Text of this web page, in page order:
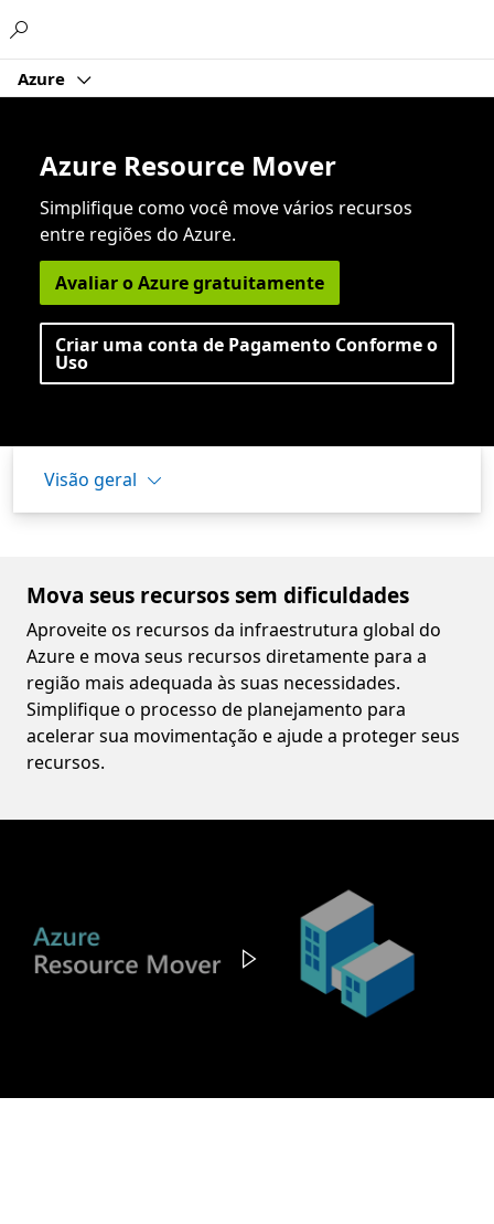
Azure
Azure Resource Mover
Simplifique como você move vários recursos
entre regiões do Azure.
Avaliar o Azure gratuitamente
Criar uma conta de Pagamento Conforme o
Uso
Visão geral
Mova seus recursos sem dificuldades
Aproveite os recursos da infraestrutura global do
Azure e mova seus recursos diretamente para a
região mais adequada às suas necessidades.
Simplifique o processo de planejamento para
acelerar sua movimentação e ajude a proteger seus
recursos.